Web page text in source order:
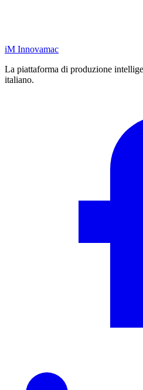
iM Innovamac
La piattaforma di produzione
italiano.